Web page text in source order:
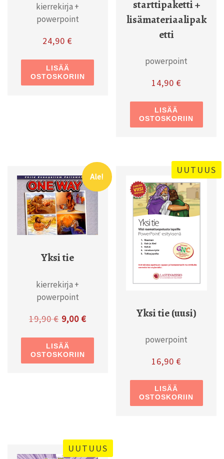
kierrekirja +
powerpoint
24,90€
LISÄÄ
OSTOSKORIIN
starttipaketti +
lisämateriaalipak
etti
powerpoint
14,90 €
LISÄÄ
OSTOSKORIIN
Ale!
Yksi tie
kierrekirja +
powerpoint
19,90€ Alkuperäinen hinta oli: 19,90 €.
9,00 €Nykyinen hinta on: 9,00 €.
LISÄÄ
OSTOSKORIIN
UUTUUS
Yksi tie (uusi)
powerpoint
16,90 €
LISÄÄ
OSTOSKORIIN
UUTUUS